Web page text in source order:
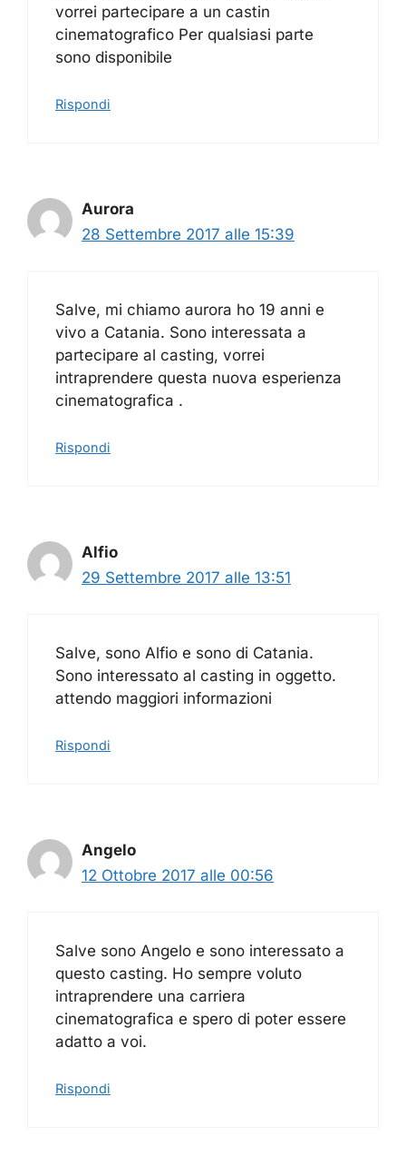
vorrei partecipare a un castin
cinematografico Per qualsiasi parte
sono disponibile
Rispondi
Aurora
28 Settembre 2017 alle 15:39
Salve, mi chiamo aurora ho 19 anni e
vivo a Catania. Sono interessata a
partecipare al casting, vorrei
intraprendere questa nuova esperienza
cinematografica .
Rispondi
Alfio
29 Settembre 2017 alle 13:51
Salve, sono Alfio e sono di Catania.
Sono interessato al casting in oggetto.
attendo maggiori informazioni
Rispondi
Angelo
12 Ottobre 2017 alle 00:56
Salve sono Angelo e sono interessato a
questo casting. Ho sempre voluto
intraprendere una carriera
cinematografica e spero di poter essere
adatto a voi.
Rispondi